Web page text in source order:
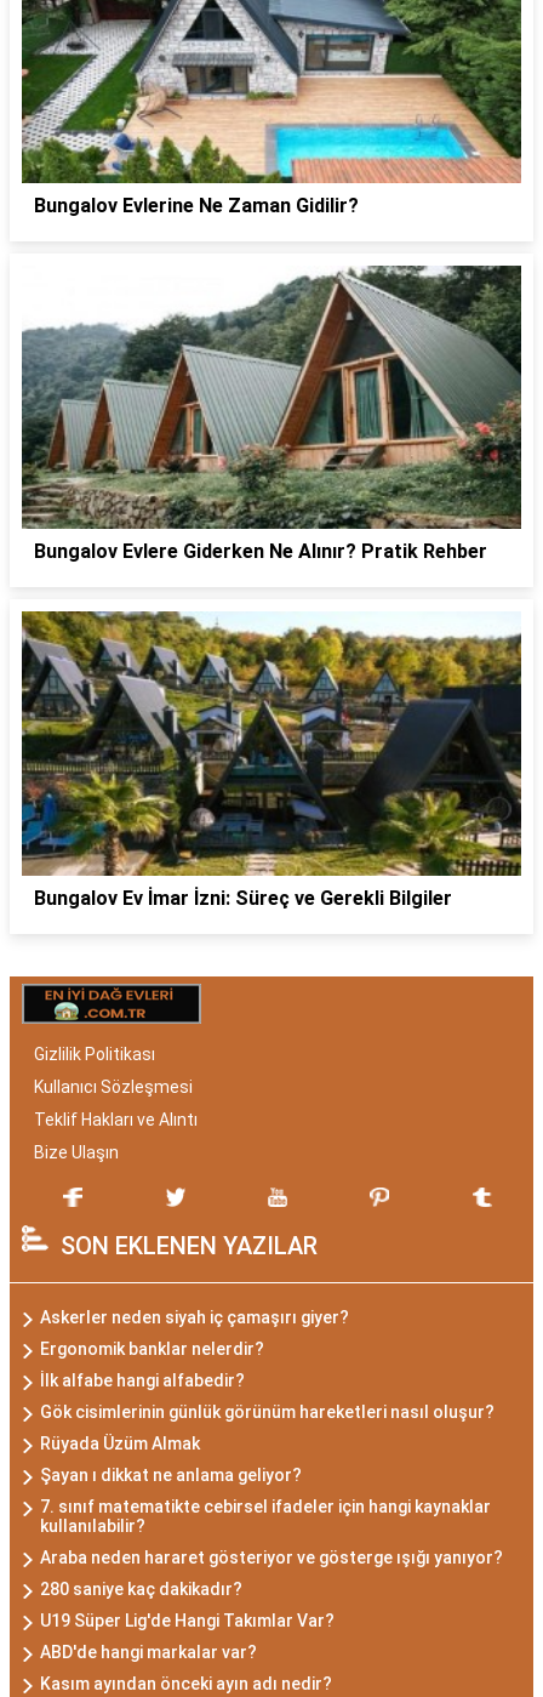
Bungalov Evlerine Ne Zaman Gidilir?
Bungalov Evlere Giderken Ne Alınır? Pratik Rehber
Bungalov Ev İmar İzni: Süreç ve Gerekli Bilgiler
Gizlilik Politikası
Kullanıcı Sözleşmesi
Teklif Hakları ve Alıntı
Bize Ulaşın
SON EKLENEN YAZILAR
Askerler neden siyah iç çamaşırı giyer?
Ergonomik banklar nelerdir?
İlk alfabe hangi alfabedir?
Gök cisimlerinin günlük görünüm hareketleri nasıl oluşur?
Rüyada Üzüm Almak
Şayan ı dikkat ne anlama geliyor?
7. sınıf matematikte cebirsel ifadeler için hangi kaynaklar
kullanılabilir?
Araba neden hararet gösteriyor ve gösterge ışığı yanıyor?
280 saniye kaç dakikadır?
U19 Süper Lig'de Hangi Takımlar Var?
ABD'de hangi markalar var?
Kasım ayından önceki ayın adı nedir?